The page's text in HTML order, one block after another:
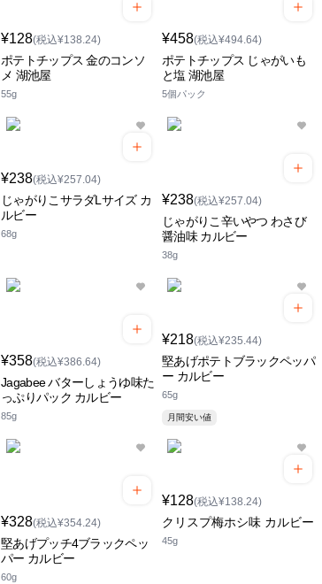
¥128(税込¥138.24)
ポテトチップス 金のコンソ
メ 湖池屋
55g
¥458(税込¥494.64)
ポテトチップス じゃがいも
と塩 湖池屋
5個パック
¥238(税込¥257.04)
じゃがりこサラダLサイズ カ
ルビー
68g
¥238(税込¥257.04)
じゃがりこ辛いやつ わさび
醤油味 カルビー
38g
¥358(税込¥386.64)
Jagabee バターしょうゆ味た
っぷりパック カルビー
85g
¥218(税込¥235.44)
堅あげポテトブラックペッパ
ー カルビー
65g
月間安い値
¥328(税込¥354.24)
堅あげプッチ4ブラックペッ
パー カルビー
60g
¥128(税込¥138.24)
クリスプ梅ホシ味 カルビー
45g